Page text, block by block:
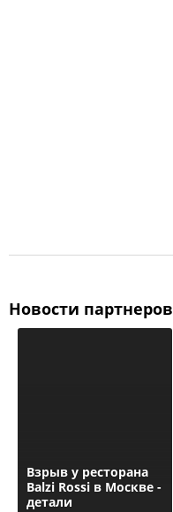
Новости партнеров
Взрыв у ресторана
Balzi Rossi в Москве -
детали